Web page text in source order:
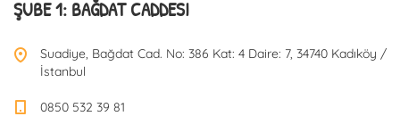
ŞUBE 1: BAĞDAT CADDESI
Suadiye, Bağdat Cad. No: 386 Kat: 4 Daire: 7, 34740 Kadıköy /
İstanbul
0850 532 39 81